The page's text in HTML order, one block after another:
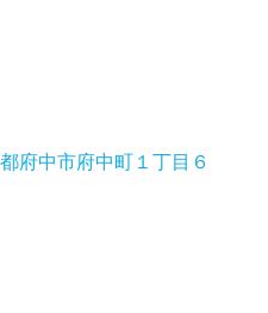
府中市府中町１丁目６